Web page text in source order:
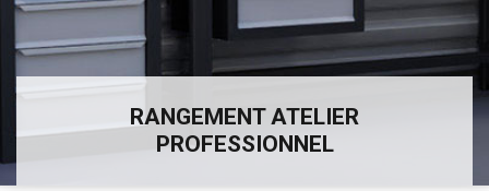
RANGEMENT ATELIER
PROFESSIONNEL